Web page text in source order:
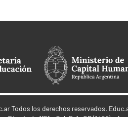
Todos los derechos reservados.